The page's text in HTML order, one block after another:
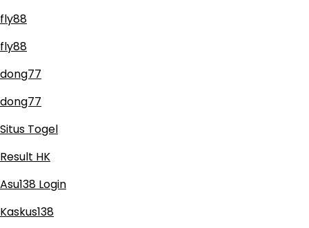
fly88
fly88
dong77
dong77
Situs Togel
Result HK
Asu138 Login
Kaskus138